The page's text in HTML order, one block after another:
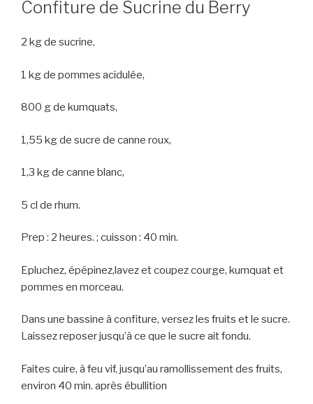
Confiture de Sucrine du Berry
2 kg de sucrine,
1 kg de pommes acidulée,
800 g de kumquats,
1,55 kg de sucre de canne roux,
1,3 kg de canne blanc,
5 cl de rhum.
Prep : 2 heures. ; cuisson : 40 min.
Epluchez, épépinez,lavez et coupez courge, kumquat et
pommes en morceau.
Dans une bassine à confiture, versez les fruits et le sucre.
Laissez reposer jusqu’à ce que le sucre ait fondu.
Faites cuire, à feu vif, jusqu’au ramollissement des fruits,
environ 40 min. après ébullition